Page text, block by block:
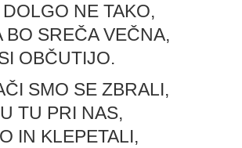
NE TAKO,
BO SREČA VEČNA,
OBČUTIJO.
SMO SE ZBRALI,
TU PRI NAS,
IN KLEPETALI,